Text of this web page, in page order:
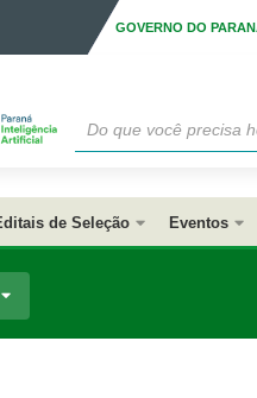
GOVERNO DO
de Seleção Eventos